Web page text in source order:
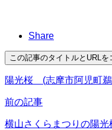
Share
この記事のタイトルとURLを
陽光桜 (志摩市阿児町
前の記事
横山さくらまつりの陽